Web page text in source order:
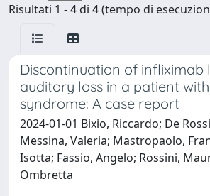
Risultati 1 - 4 di 4 (tempo di
Discontinuation of infliximab
auditory loss in a patient
syndrome: A case report
2024-01-01 Bixio, Riccardo; De
Messina, Valeria; Mastropaolo,
Isotta; Fassio, Angelo; Rossini,
Ombretta